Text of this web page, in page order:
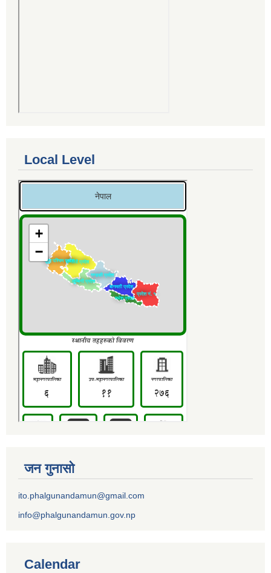
Local Level
जन गुनासो
ito.phalgunandamun@gmail.com
info@phalgunandamun.gov.np
Calendar